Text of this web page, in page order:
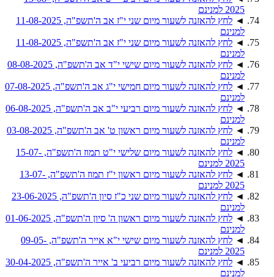
2025 למנינם
◄
לחץ להאזנה לשעור מיום שני י"ז אב ה'תשפ"ה, 11-08-2025
למנינם
◄
לחץ להאזנה לשעור מיום שני י"ז אב ה'תשפ"ה, 11-08-2025
למנינם
◄
לחץ להאזנה לשעור מיום שישי י"ד אב ה'תשפ"ה, 08-08-2025
למנינם
◄
לחץ להאזנה לשעור מיום חמישי י"ג אב ה'תשפ"ה, 07-08-2025
למנינם
◄
לחץ להאזנה לשעור מיום רביעי י"ב אב ה'תשפ"ה, 06-08-2025
למנינם
◄
לחץ להאזנה לשעור מיום ראשון ט' אב ה'תשפ"ה, 03-08-2025
למנינם
◄
לחץ להאזנה לשעור מיום שלישי י"ט תמוז ה'תשפ"ה, 15-07-
2025 למנינם
◄
לחץ להאזנה לשעור מיום ראשון י"ז תמוז ה'תשפ"ה, 13-07-
2025 למנינם
◄
לחץ להאזנה לשעור מיום שני כ"ז סיון ה'תשפ"ה, 23-06-2025
למנינם
◄
לחץ להאזנה לשעור מיום ראשון ה' סיון ה'תשפ"ה, 01-06-2025
למנינם
◄
לחץ להאזנה לשעור מיום שישי י"א אייר ה'תשפ"ה, 09-05-
2025 למנינם
◄
לחץ להאזנה לשעור מיום רביעי ב' אייר ה'תשפ"ה, 30-04-2025
למנינם